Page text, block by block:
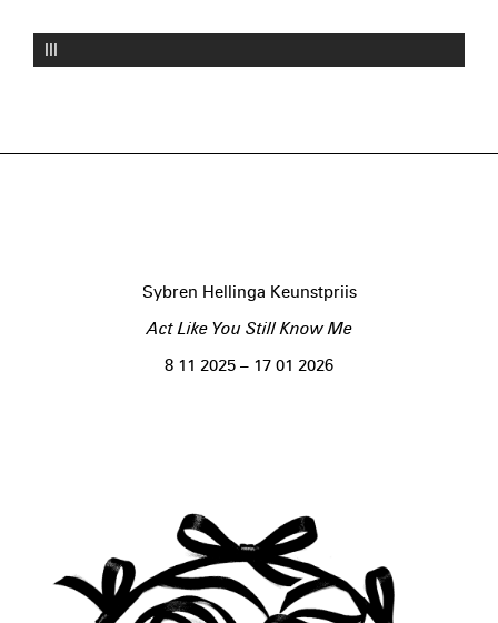
III
Sybren Hellinga Keunstpriis
Act Like You Still Know Me
8 11 2025 – 17 01 2026